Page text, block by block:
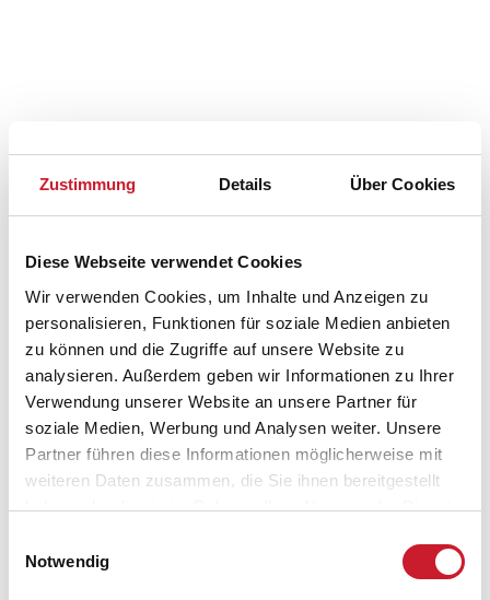
Zustimmung Details Über Cookies
Diese Webseite verwendet Cookies
Wir verwenden Cookies, um Inhalte und Anzeigen zu
personalisieren, Funktionen für soziale Medien anbieten
zu können und die Zugriffe auf unsere Website zu
analysieren. Außerdem geben wir Informationen zu Ihrer
Verwendung unserer Website an unsere Partner für
soziale Medien, Werbung und Analysen weiter. Unsere
Partner führen diese Informationen möglicherweise mit
weiteren Daten zusammen, die Sie ihnen bereitgestellt
haben oder die sie im Rahmen Ihrer Nutzung der Dienste
Notwendig
Belegungskalender
Reisedauer auswählen
Anzahl Reisende auswählen
Anreisetag im Belegungskalender anklicken
Sie bekommen Verfügbarkeit und Preis angezeigt
Reisezeitraumes auch Änderungen bei der
Hausbeschreibung und/oder der Ausstattung ergeben